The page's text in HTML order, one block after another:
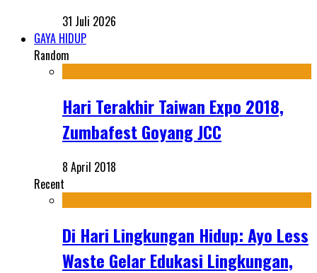
31 Juli 2026
GAYA HIDUP
Random
Hari Terakhir Taiwan Expo 2018,
Zumbafest Goyang JCC
8 April 2018
Recent
Di Hari Lingkungan Hidup: Ayo Less
Waste Gelar Edukasi Lingkungan,